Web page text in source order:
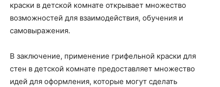
краски в детской комнате открывает множество
возможностей для взаимодействия, обучения и
самовыражения.
В заключение, применение грифельной краски для
стен в детской комнате предоставляет множество
идей для оформления, которые могут сделать